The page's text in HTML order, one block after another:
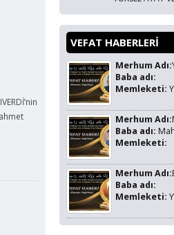
VEFAT HABERLERİ
Merhum Adı:
Baba adı:
Memleketi:
Merhum Adı:
Baba adı:
Memleketi:
Merhum Adı:
Baba adı:
Memleketi:
Merhum Adı: